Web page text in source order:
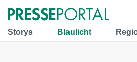
Storys Blaulicht